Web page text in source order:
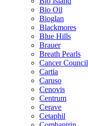
Bio Oil
Bioglan
Blackmores
Blue Hills
Brauer
Breath Pearls
Cancer Council
Cartia
Caruso
Cenovis
Centrum
Cerave
Cetaphil